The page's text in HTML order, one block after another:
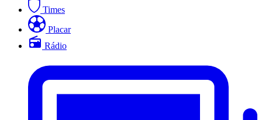
Times
Placar
Rádio